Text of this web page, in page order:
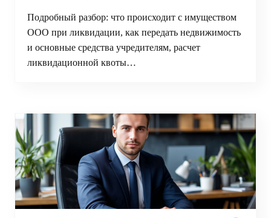
Подробный разбор: что происходит с имуществом
ООО при ликвидации, как передать недвижимость
и основные средства учредителям, расчет
ликвидационной квоты…